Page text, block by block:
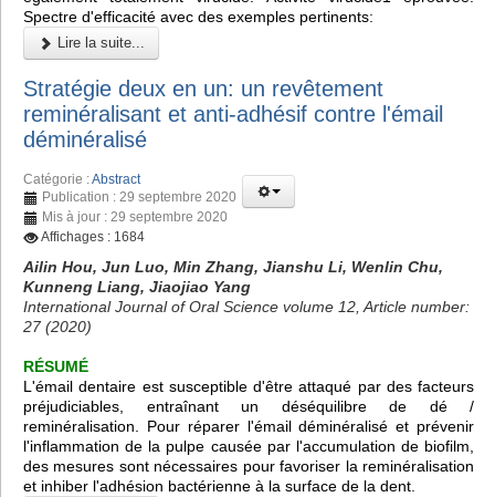
Spectre d'efficacité avec des exemples pertinents:
Lire la suite...
Stratégie deux en un: un revêtement
reminéralisant et anti-adhésif contre l'émail
déminéralisé
Catégorie :Abstract
Publication : 29 septembre 2020
Mis à jour : 29 septembre 2020
Affichages : 1684
Ailin Hou, Jun Luo, Min Zhang, Jianshu Li, Wenlin Chu,
Kunneng Liang, Jiaojiao Yang
International Journal of Oral Science volume 12, Article number:
27 (2020)
RÉSUMÉ
L'émail dentaire est susceptible d'être attaqué par des facteurs
préjudiciables, entraînant un déséquilibre de dé /
reminéralisation. Pour réparer l'émail déminéralisé et prévenir
l'inflammation de la pulpe causée par l'accumulation de biofilm,
des mesures sont nécessaires pour favoriser la reminéralisation
et inhiber l'adhésion bactérienne à la surface de la dent.